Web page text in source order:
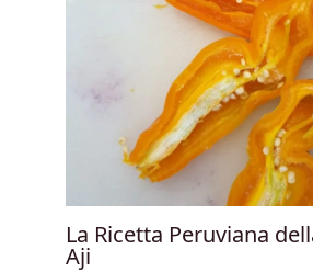
La Ricetta Peruviana
Aji